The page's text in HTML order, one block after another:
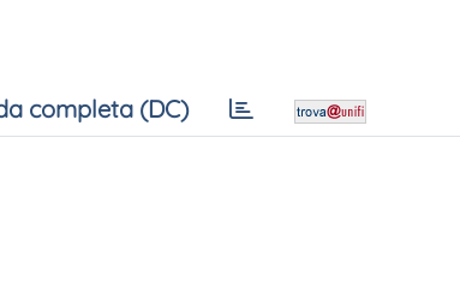
completa (DC)